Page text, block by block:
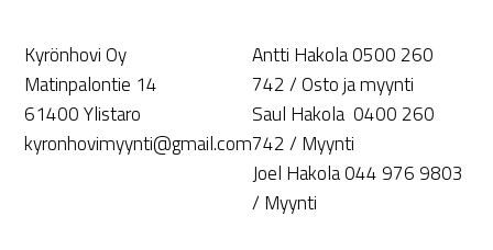
Kyrönhovi Oy
Matinpalontie 14
61400 Ylistaro
kyronhovimyynti@gmail.com
Antti Hakola 0500 260
742 / Osto ja myynti
Saul Hakola 0400 260
742 / Myynti
Joel Hakola 044 976 9803
/ Myynti